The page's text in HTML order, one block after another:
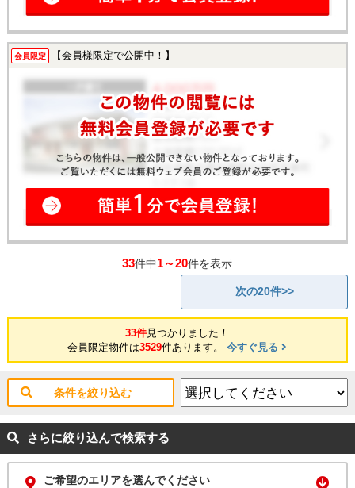
会員限定 【会員様限定で公開中！】
33件中1～20件を表示
次の20件>>
33件見つかりました！
会員限定物件は3529件あります。今すぐ見る
条件を絞り込む
さらに絞り込んで検索する
ご希望のエリアを選んでください